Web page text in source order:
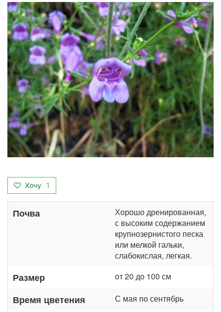
Хочу 1
Почва
Хорошо дренированная,
с высоким содержанием
крупнозернистого песка
или мелкой гальки,
слабокислая, легкая.
Размер от 20 до 100 см
Время цветения С мая по сентябрь